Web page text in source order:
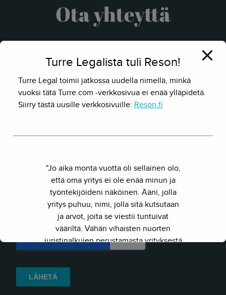
Ota yhteyttä
Turre Legalista tuli Reson!
Turre Legal toimii jatkossa uudella nimellä, minkä
vuoksi tätä Turre.com -verkkosivua ei enää ylläpidetä.
Siirry tästä uusille verkkosivuille: Reson.fi
"Jo aika monta vuotta oli sellainen olo,
että oma yritys ei ole enää minun ja
työntekijöideni näköinen. Ääni, jolla
yritys puhuu, nimi, jolla sitä kutsutaan
ja arvot, joita se viestii tuntuivat
vääriltä. Vähän vihaisten nuorten
juristinalkujen perustamasta yrityksestä
on kasvanut kokenut ja
Siksi julkaisimme uuden nimen ja
verkkosivun. Out with the old - in with